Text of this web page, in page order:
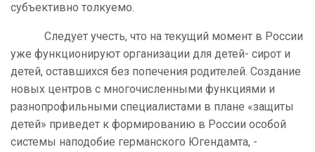
субъективно толкуемо.
Следует учесть, что на текущий момент в России
уже функционируют организации для детей- сирот и
детей, оставшихся без попечения родителей. Создание
новых центров с многочисленными функциями и
разнопрофильными специалистами в плане «защиты
детей» приведет к формированию в России особой
системы наподобие германского Югендамта, -